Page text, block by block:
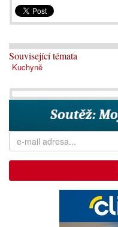
Související témata
Kuchyně